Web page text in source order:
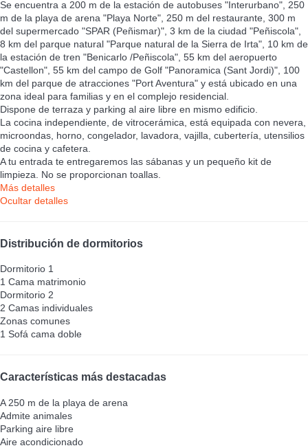
Se encuentra a 200 m de la estación de autobuses "Interurbano", 250
m de la playa de arena "Playa Norte", 250 m del restaurante, 300 m
del supermercado "SPAR (Peñismar)", 3 km de la ciudad "Peñiscola",
8 km del parque natural "Parque natural de la Sierra de Irta", 10 km de
la estación de tren "Benicarlo /Peñiscola", 55 km del aeropuerto
"Castellon", 55 km del campo de Golf "Panoramica (Sant Jordi)", 100
km del parque de atracciones "Port Aventura" y está ubicado en una
zona ideal para familias y en el complejo residencial.
Dispone de terraza y parking al aire libre en mismo edificio.
La cocina independiente, de vitrocerámica, está equipada con nevera,
microondas, horno, congelador, lavadora, vajilla, cubertería, utensilios
de cocina y cafetera.
A tu entrada te entregaremos las sábanas y un pequeño kit de
limpieza. No se proporcionan toallas.
Más detalles
Ocultar detalles
Distribución de dormitorios
Dormitorio 1
1 Cama matrimonio
Dormitorio 2
2 Camas individuales
Zonas comunes
1 Sofá cama doble
Características más destacadas
A 250 m de la playa de arena
Admite animales
Parking aire libre
Aire acondicionado